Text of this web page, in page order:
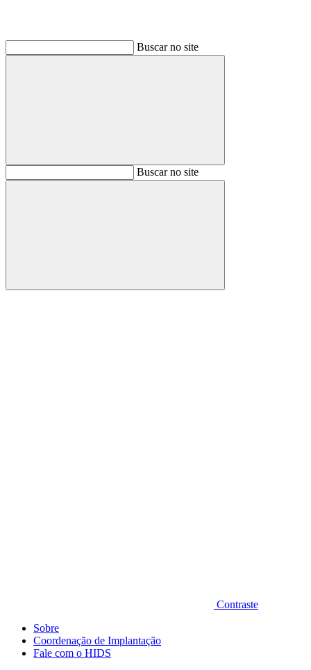
Buscar no site
BuscarBuscar no site
Buscar
Contraste
Sobre
Coordenação de Implantação
Fale com o HIDS